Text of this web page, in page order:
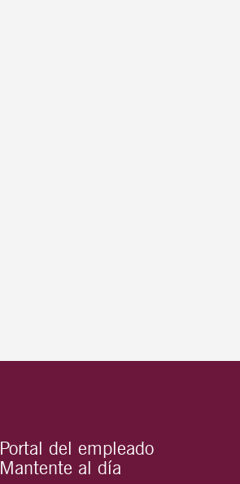
Portal del empleado
Mantente al día